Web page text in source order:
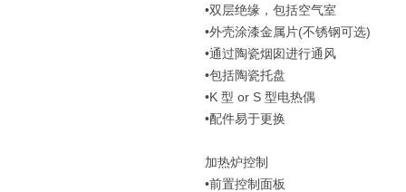
•双层绝缘，包括空气室
•外壳涂漆金属片(不锈钢可选)
•通过陶瓷烟囱进行通风
•包括陶瓷托盘
•K 型 or S 型电热偶
•配件易于更换
加热炉控制
•前置控制面板